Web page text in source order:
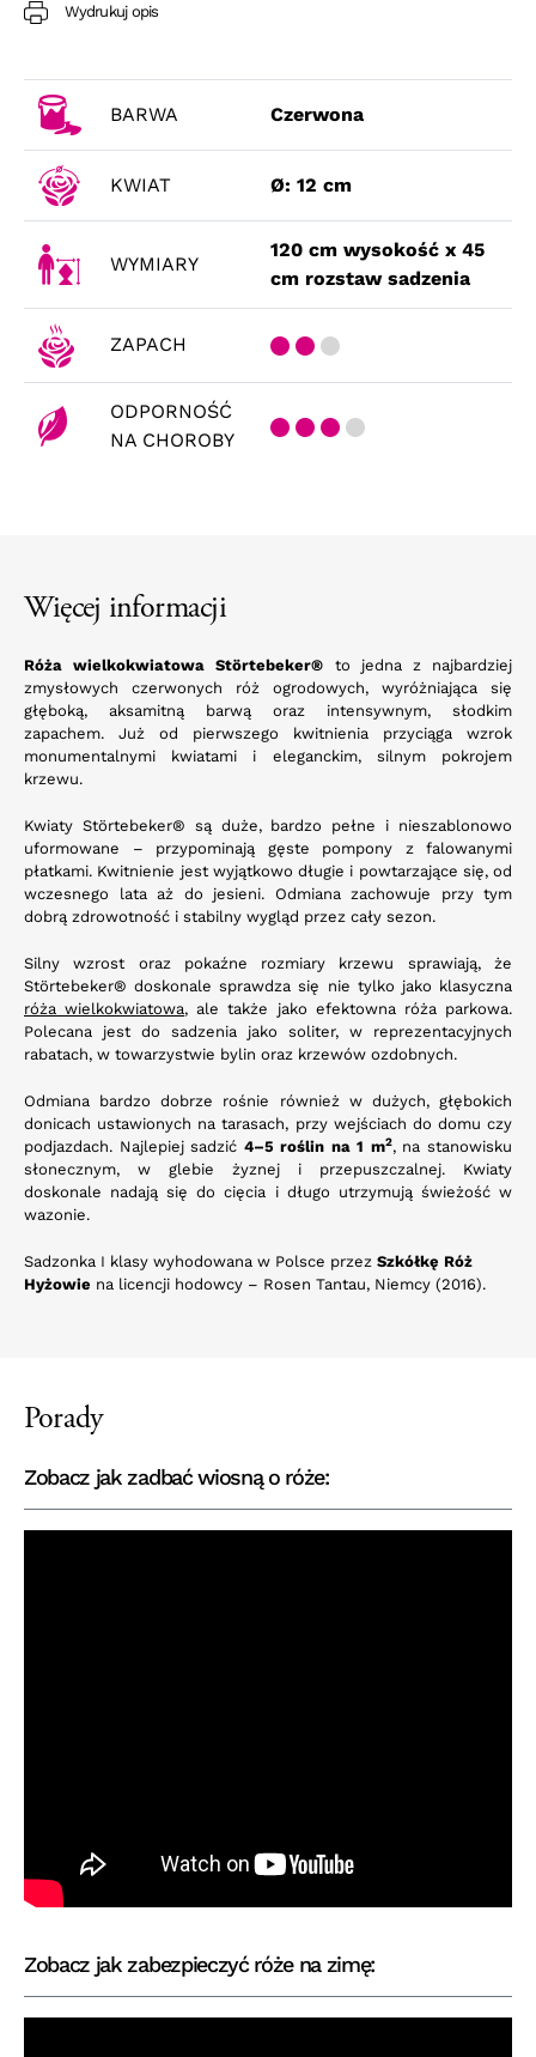
Wydrukuj opis
BARWA Czerwona
KWIAT Ø: 12 cm
WYMIARY
120 cm wysokość x 45
cm rozstaw sadzenia
ZAPACH
ODPORNOŚĆ
NA CHOROBY
Więcej informacji
Róża wielkokwiatowa Störtebeker® to jedna z najbardziej
zmysłowych czerwonych róż ogrodowych, wyróżniająca się
głęboką, aksamitną barwą oraz intensywnym, słodkim
zapachem. Już od pierwszego kwitnienia przyciąga wzrok
monumentalnymi kwiatami i eleganckim, silnym pokrojem
krzewu.
Kwiaty Störtebeker® są duże, bardzo pełne i nieszablonowo
uformowane – przypominają gęste pompony z falowanymi
płatkami. Kwitnienie jest wyjątkowo długie i powtarzające się, od
wczesnego lata aż do jesieni. Odmiana zachowuje przy tym
dobrą zdrowotność i stabilny wygląd przez cały sezon.
Silny wzrost oraz pokaźne rozmiary krzewu sprawiają, że
Störtebeker® doskonale sprawdza się nie tylko jako klasyczna
róża wielkokwiatowa, ale także jako efektowna róża parkowa.
Polecana jest do sadzenia jako soliter, w reprezentacyjnych
rabatach, w towarzystwie bylin oraz krzewów ozdobnych.
Odmiana bardzo dobrze rośnie również w dużych, głębokich
donicach ustawionych na tarasach, przy wejściach do domu czy
podjazdach. Najlepiej sadzić 4–5 roślin na 1 m2, na stanowisku
słonecznym, w glebie żyznej i przepuszczalnej. Kwiaty
doskonale nadają się do cięcia i długo utrzymują świeżość w
wazonie.
Sadzonka I klasy wyhodowana w Polsce przez Szkółkę Róż
Hyżowie na licencji hodowcy – Rosen Tantau, Niemcy (2016).
Porady
Zobacz jak zadbać wiosną o róże:
Zobacz jak zabezpieczyć róże na zimę: